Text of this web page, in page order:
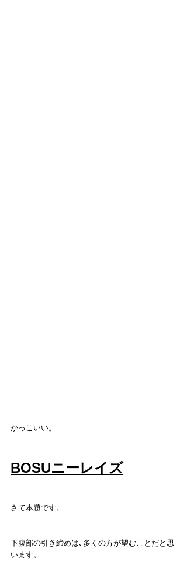
かっこいい。
BOSUニーレイズ
さて本題です。
下腹部の引き締めは､多くの方が望むことだと思
います。